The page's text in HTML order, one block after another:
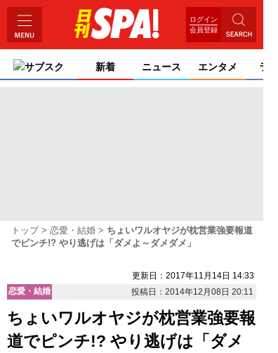
ログイン
会員登録
サブスク 新着 ニュース エンタメ ライ
トップ 恋愛・結婚
ちょいワルオヤジが枕営業強要報道
でピンチ!? やり逃げは「ダメよ～ダメダメ」
更新日：2017年11月14日 14:33
恋愛・結婚
投稿日：2014年12月08日 20:11
ちょいワルオヤジが枕営業強要報
道でピンチ!? やり逃げは「ダメ